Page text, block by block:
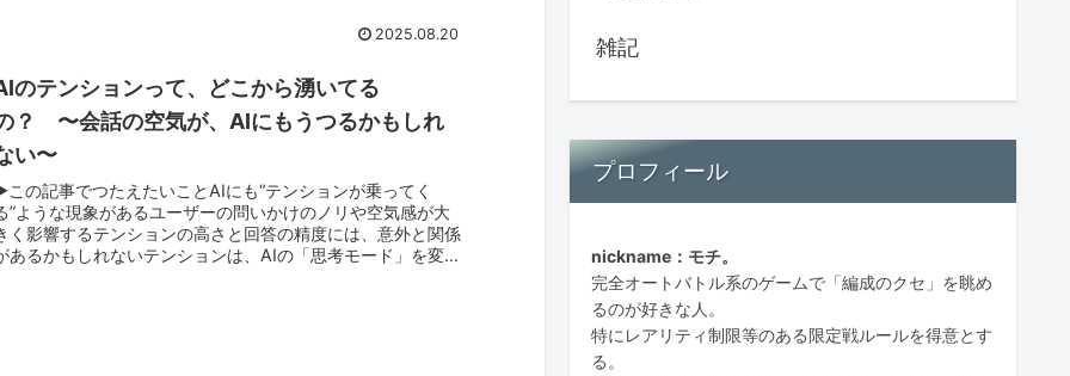
2025.08.20
のテンションって、どこから湧いてる
？ 〜会話の空気が、AIにもうつるかもしれ
い〜
の記事でつたえたいことAIにも“テンションが乗ってく
”ような現象があるユーザーの問いかけのノリや空気感が大
く影響するテンションの高さと回答の精度には、意外と関係
あるかもしれないテンションは、AIの「思考モード」を変え
雑記
プロフィール
nickname：モチ。
完全オートバトル系のゲームで「編成のクセ」を眺め
るのが好きな人。
特にレアリティ制限等のある限定戦ルールを得意とす
る。